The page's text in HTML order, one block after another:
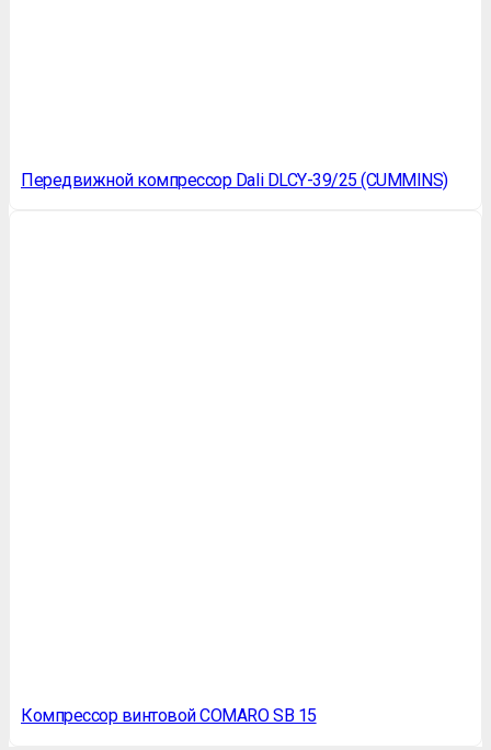
Передвижной компрессор Dali DLCY-39/25 (CUMMINS)
Компрессор винтовой COMARO SB 15